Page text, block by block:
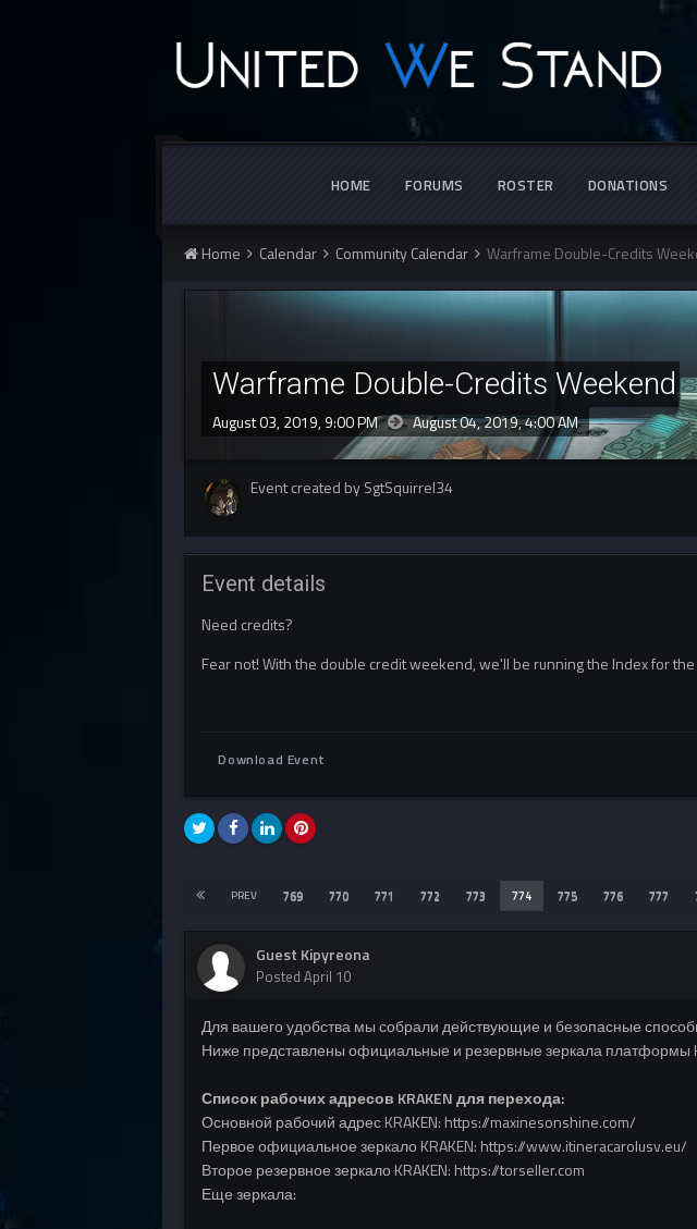
HOME FORUMS ROSTER DONATIONS
Home Calendar Community Calendar Warframe Double-Credits
Warframe Double-Credits Weekend
August 03, 2019, 9:00 PM August 04, 2019,4:00 AM
Event created by SgtSquirrel34
Event details
Need credits?
Fear not! With the double credit weekend, we'll be running the Index for
Download Event
PREV 769 770 771 772 773 774 775 776 777
Guest Kipyreona
PostedApril 10
Для вашего удобства мы собрали действующие и безопасные
Ниже представлены официальные и резервные зеркала платформы
Список рабочих адресов KRAKEN для перехода:
Основной рабочий адрес KRAKEN: https://maxinesonshine.com/
Первое официальное зеркало KRAKEN: https://www.itineracarolusv.eu/
Второе резервное зеркало KRAKEN: https://torseller.com
Еще зеркала: